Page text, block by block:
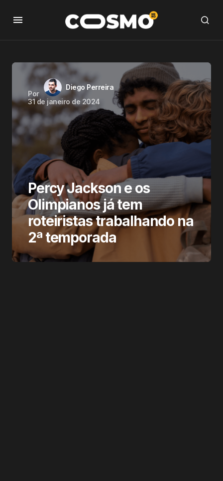
Por
Diego Perreira
31 de janeiro de 2024
Percy Jackson e os
Olimpianos já tem
roteiristas trabalhando na
2ª temporada